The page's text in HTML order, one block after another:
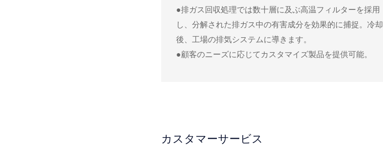
●排ガス回収処理では数十層に及ぶ高温フィルターを採用
し、分解された排ガス中の有害成分を効果的に捕捉。冷却
後、工場の排気システムに導きます。
●顧客のニーズに応じてカスタマイズ製品を提供可能。
カスタマーサービス